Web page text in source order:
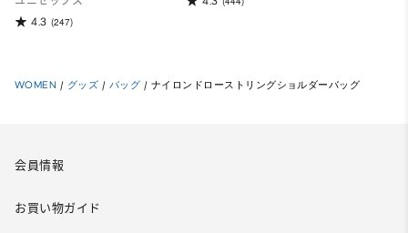
4.3 (247)
WOMEN / グッズ / バッグ / ナイロンドローストリングショルダーバッグ
会員情報
お買い物ガイド